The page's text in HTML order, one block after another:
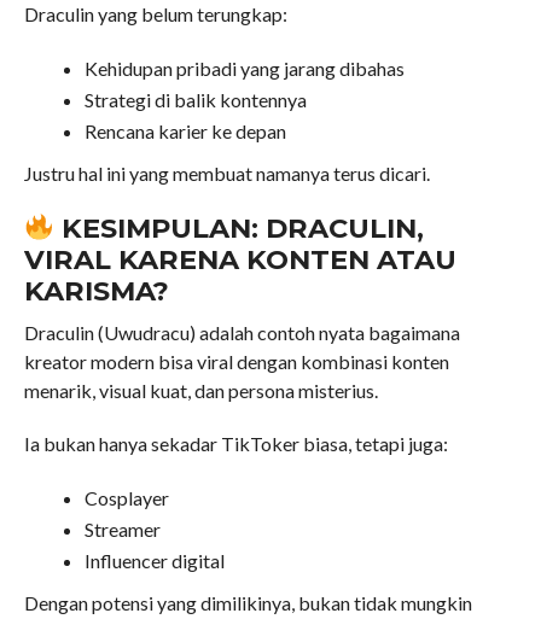
Draculin yang belum terungkap:
Kehidupan pribadi yang jarang dibahas
Strategi di balik kontennya
Rencana karier ke depan
Justru hal ini yang membuat namanya terus dicari.
KESIMPULAN: DRACULIN,
VIRAL KARENA KONTEN ATAU
KARISMA?
Draculin (Uwudracu) adalah contoh nyata bagaimana
kreator modern bisa viral dengan kombinasi konten
menarik, visual kuat, dan persona misterius.
Ia bukan hanya sekadar TikToker biasa, tetapi juga:
Cosplayer
Streamer
Influencer digital
Dengan potensi yang dimilikinya, bukan tidak mungkin